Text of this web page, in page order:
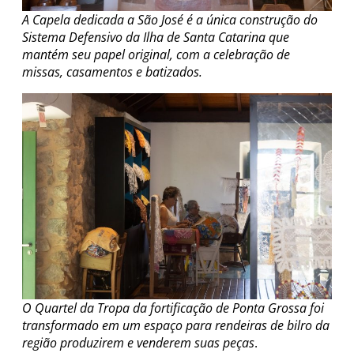
A Capela dedicada a São José é a única construção do
Sistema Defensivo da Ilha de Santa Catarina que
mantém seu papel original, com a celebração de
missas, casamentos e batizados.
O Quartel da Tropa da fortificação de Ponta Grossa foi
transformado em um espaço para rendeiras de bilro da
região produzirem e venderem suas peças.